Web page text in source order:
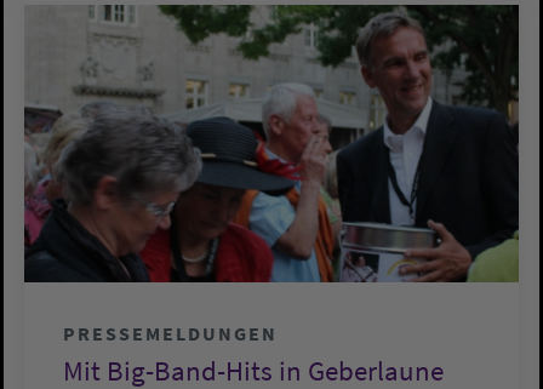
PRESSEMELDUNGEN
Mit Big-Band-Hits in Geberlaune